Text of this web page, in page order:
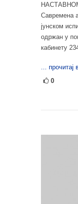
Савремена
јунском
одржан у
кабинету
... прочитај
0